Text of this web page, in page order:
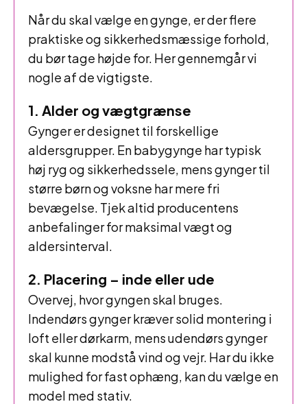
Når du skal vælge en gynge, er der flere
praktiske og sikkerhedsmæssige forhold,
du bør tage højde for. Her gennemgår vi
nogle af de vigtigste.
1. Alder og vægtgrænse
Gynger er designet til forskellige
aldersgrupper. En babygynge har typisk
høj ryg og sikkerhedssele, mens gynger til
større børn og voksne har mere fri
bevægelse. Tjek altid producentens
anbefalinger for maksimal vægt og
aldersinterval.
2. Placering – inde eller ude
Overvej, hvor gyngen skal bruges.
Indendørs gynger kræver solid montering i
loft eller dørkarm, mens udendørs gynger
skal kunne modstå vind og vejr. Har du ikke
mulighed for fast ophæng, kan du vælge en
model med stativ.